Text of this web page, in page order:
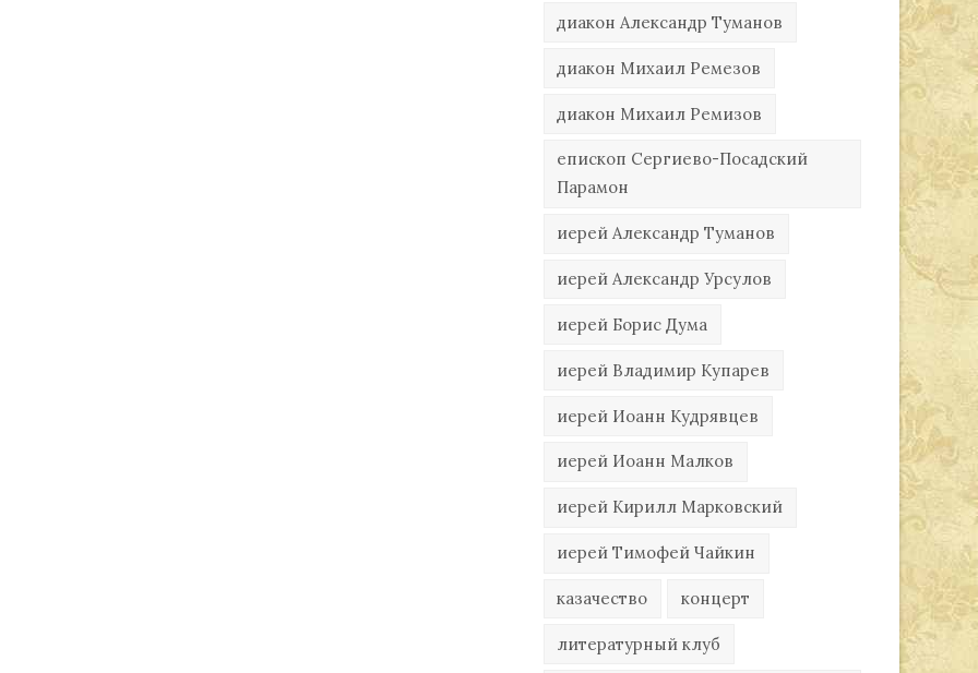
диакон Александр Туманов
диакон Михаил Ремезов
диакон Михаил Ремизов
епископ Сергиево-Посадский
Парамон
иерей Александр Туманов
иерей Александр Урсулов
иерей Борис Дума
иерей Владимир Купарев
иерей Иоанн Кудрявцев
иерей Иоанн Малков
иерей Кирилл Марковский
иерей Тимофей Чайкин
казачество концерт
литературный клуб